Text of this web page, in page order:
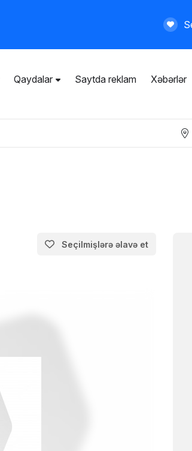
Qaydalar Saytda reklam Xəbərlər
Seçilmişlərə əlavə et